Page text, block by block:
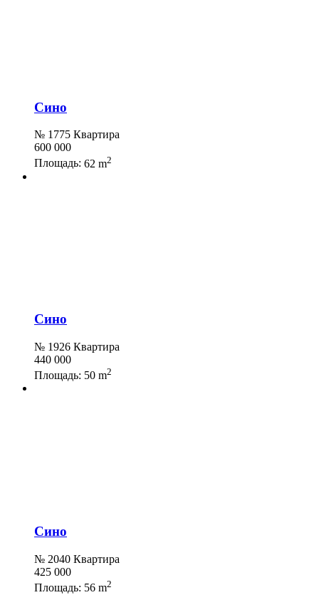
Сино
№ 1775 Квартира
600 000
Площадь: 62 m2
Сино
№ 1926 Квартира
440 000
Площадь: 50 m2
Сино
№ 2040 Квартира
425 000
Площадь: 56 m2